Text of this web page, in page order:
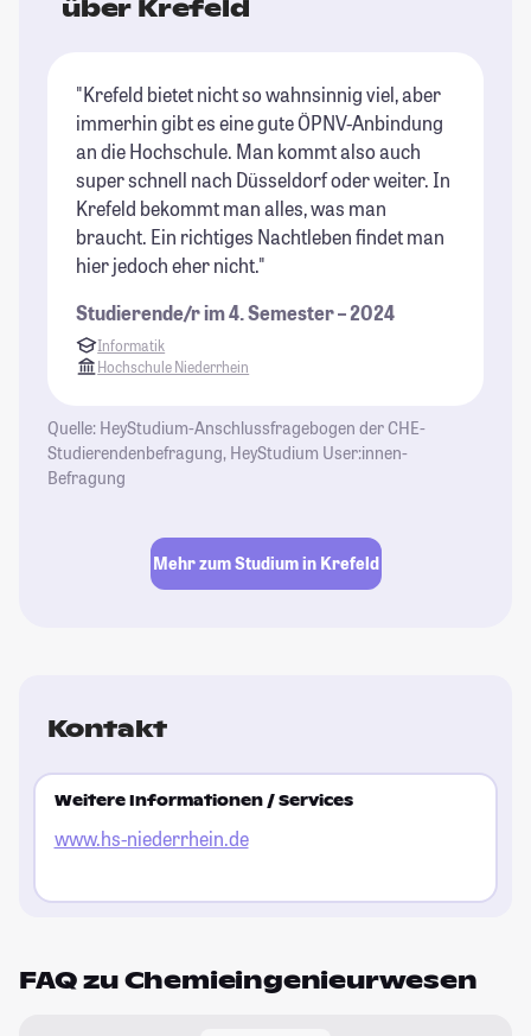
über Krefeld
"Krefeld bietet nicht so wahnsinnig viel, aber
immerhin gibt es eine gute ÖPNV-Anbindung
an die Hochschule. Man kommt also auch
super schnell nach Düsseldorf oder weiter. In
Krefeld bekommt man alles, was man
braucht. Ein richtiges Nachtleben findet man
hier jedoch eher nicht."
Studierende/r im 4. Semester – 2024
Informatik
Hochschule Niederrhein
Quelle: HeyStudium-Anschlussfragebogen der CHE-
Studierendenbefragung, HeyStudium User:innen-
Befragung
Mehr zum Studium in Krefeld
Kontakt
Weitere Informationen / Services
www.hs-niederrhein.de
FAQ zu Chemieingenieurwesen